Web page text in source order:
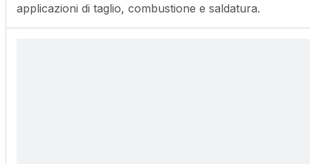
applicazioni di taglio, combustione e saldatura.